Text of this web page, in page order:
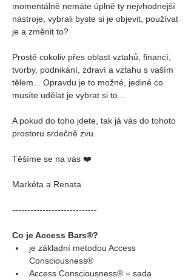
momentálně nemáte úplně ty nejvhodnejší
nástroje, vybrali byste si je objevit, používat
je a změnit to?
Prostě cokoliv přes oblast vztahů, financí,
tvorby, podnikání, zdraví a vztahu s vaším
tělem... Opravdu je to možné, jediné co
musíte udělat je vybrat si to...
A pokud do toho jdete, tak já vás do tohoto
prostoru srdečně zvu.
Těšíme se na vás ❤️
Markéta a Renata
----------------------------
Co je Access Bars®?
je základní metodou Access
Consciousness®
Access Consciousness® = sada